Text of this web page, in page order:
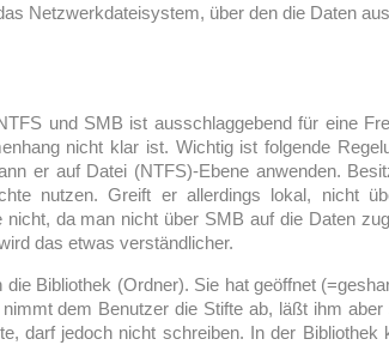
Netzwerkdateisystem, über den die Daten
und SMB ist ausschlaggebend für eine
nicht klar ist. Wichtig ist folgende
er auf Datei (NTFS)-Ebene anwenden.
nutzen. Greift er allerdings lokal, nicht
nicht, da man nicht über SMB auf die Daten
das etwas verständlicher.
die Bibliothek (Ordner). Sie hat geöffnet
dem Benutzer die Stifte ab, läßt ihm
darf jedoch nicht schreiben. In der